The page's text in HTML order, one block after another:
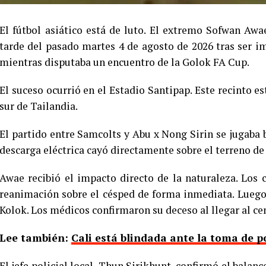
El fútbol asiático está de luto. El extremo Sofwan
tarde del pasado martes 4 de agosto de 2026 tras ser
mientras disputaba un encuentro de la Golok FA Cup.
El suceso ocurrió en el Estadio Santipap. Este recinto
sur de Tailandia.
El partido entre Samcolts y Abu x Nong Sirin se jugaba
descarga eléctrica cayó directamente sobre el terreno
Awae recibió el impacto directo de la naturaleza. Los
reanimación sobre el césped de forma inmediata.
Kolok. Los médicos confirmaron su deceso al llegar al
Lee también: Cali está blindada ante la toma de